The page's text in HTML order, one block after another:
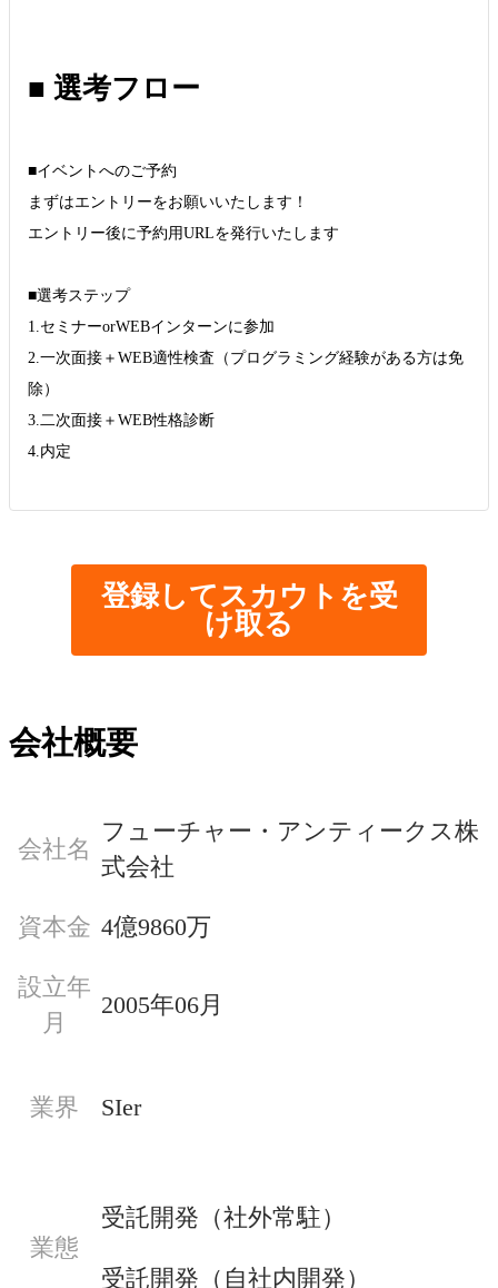
■ 選考フロー
■イベントへのご予約
まずはエントリーをお願いいたします！
エントリー後に予約用URLを発行いたします
■選考ステップ
1.セミナーorWEBインターンに参加
2.一次面接＋WEB適性検査（プログラミング経験がある方は免
除）
3.二次面接＋WEB性格診断
4.内定
登録してスカウトを受
け取る
会社概要
会社名
フューチャー・アンティークス株
式会社
資本金 4億9860万
設立年
月
2005年06月
業界 SIer
業態
受託開発（社外常駐）
受託開発（自社内開発）